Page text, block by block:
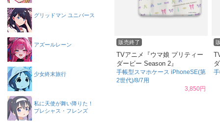
販売終了
TVアニメ『ウマ娘 プリティー
ダービー Season 2』
手帳型スマホケース iPhoneSE(第
2世代)/8/7用
3,850円
グリッドマン ユニバース
アズールレーン
少女終末旅行
私に天使が舞い降りた！
プレシャス・フレンズ